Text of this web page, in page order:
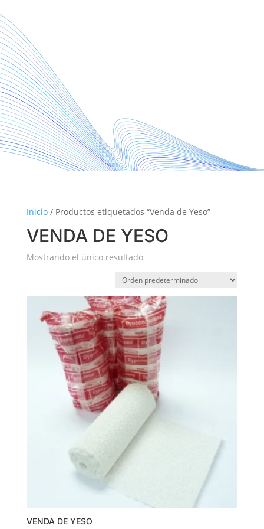
Inicio/ Productos etiquetados “Venda de Yeso”
VENDA DE YESO
Mostrando el único resultado
VENDA DE YESO